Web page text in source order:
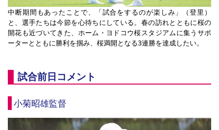
中断期間もあったことで、「試合をするのが楽しみ」（登里）
と、選手たちは今節を心待ちにしている。春の訪れとともに桜の
開花も近づいてきた、ホーム・ヨドコウ桜スタジアムに集うサポ
ーターとともに勝利を掴み、桜満開となる3連勝を達成したい。
試合前日コメント
小菊昭雄監督